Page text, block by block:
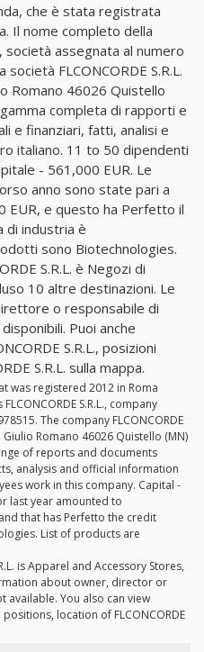
che è stata registrata
Il nome completo della
società assegnata al numero
FLCONCORDE S.R.L.
Romano 46026 Quistello
completa di rapporti e
e finanziari, fatti, analisi e
italiano. 11 to 50 dipendenti
- 561,000 EUR. Le
anno sono state pari a
EUR, e questo ha Perfetto il
di industria è
sono Biotechnologies.
S.R.L. è Negozi di
10 altre destinazioni. Le
o responsabile di
disponibili. Puoi anche
S.R.L., posizioni
S.R.L. sulla mappa.
was registered 2012 in Roma
S.R.L., company
The company FLCONCORDE
Giulio Romano 46026 Quistello (MN)
of reports and documents
analysis and official information
work in this company. Capital -
last year amounted to
that has Perfetto the credit
List of products are
is Apparel and Accessory Stores,
about owner, director or
available. You also can view
positions, location of FLCONCORDE